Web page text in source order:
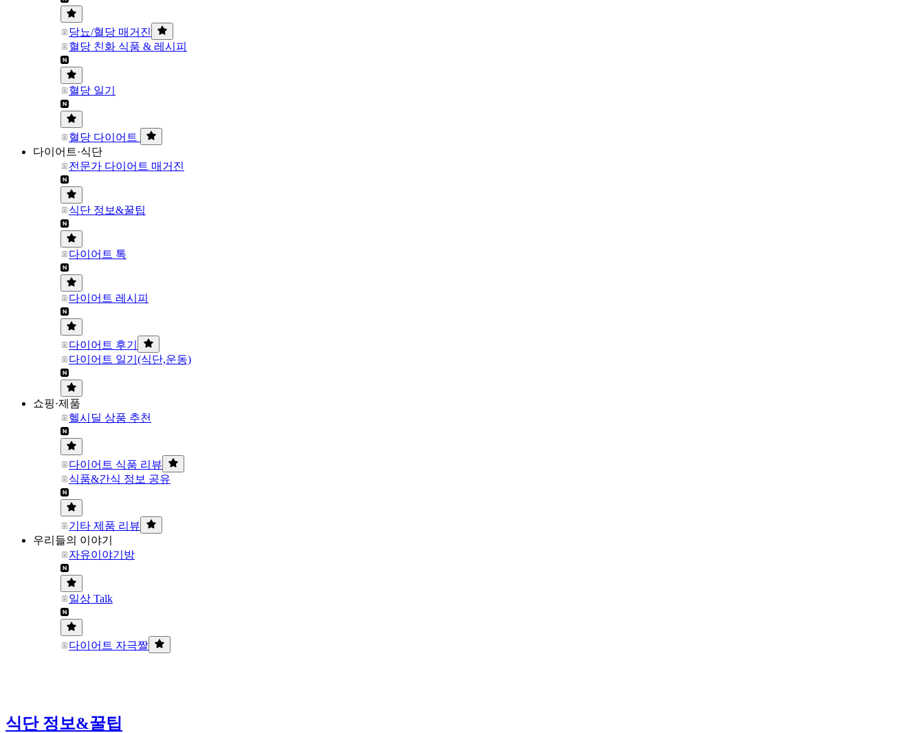
당뇨/혈당 매거진
혈당 친화 식품 & 레시피
혈당 일기
혈당 다이어트
다이어트·식단
전문가 다이어트 매거진
식단 정보&꿀팁
다이어트 톡
다이어트 레시피
다이어트 후기
다이어트 일기(식단,운동)
쇼핑·제품
헬시딜 상품 추천
다이어트 식품 리뷰
식품&간식 정보 공유
기타 제품 리뷰
우리들의 이야기
자유이야기방
일상 Talk
다이어트 자극짤
식단 정보&꿀팁